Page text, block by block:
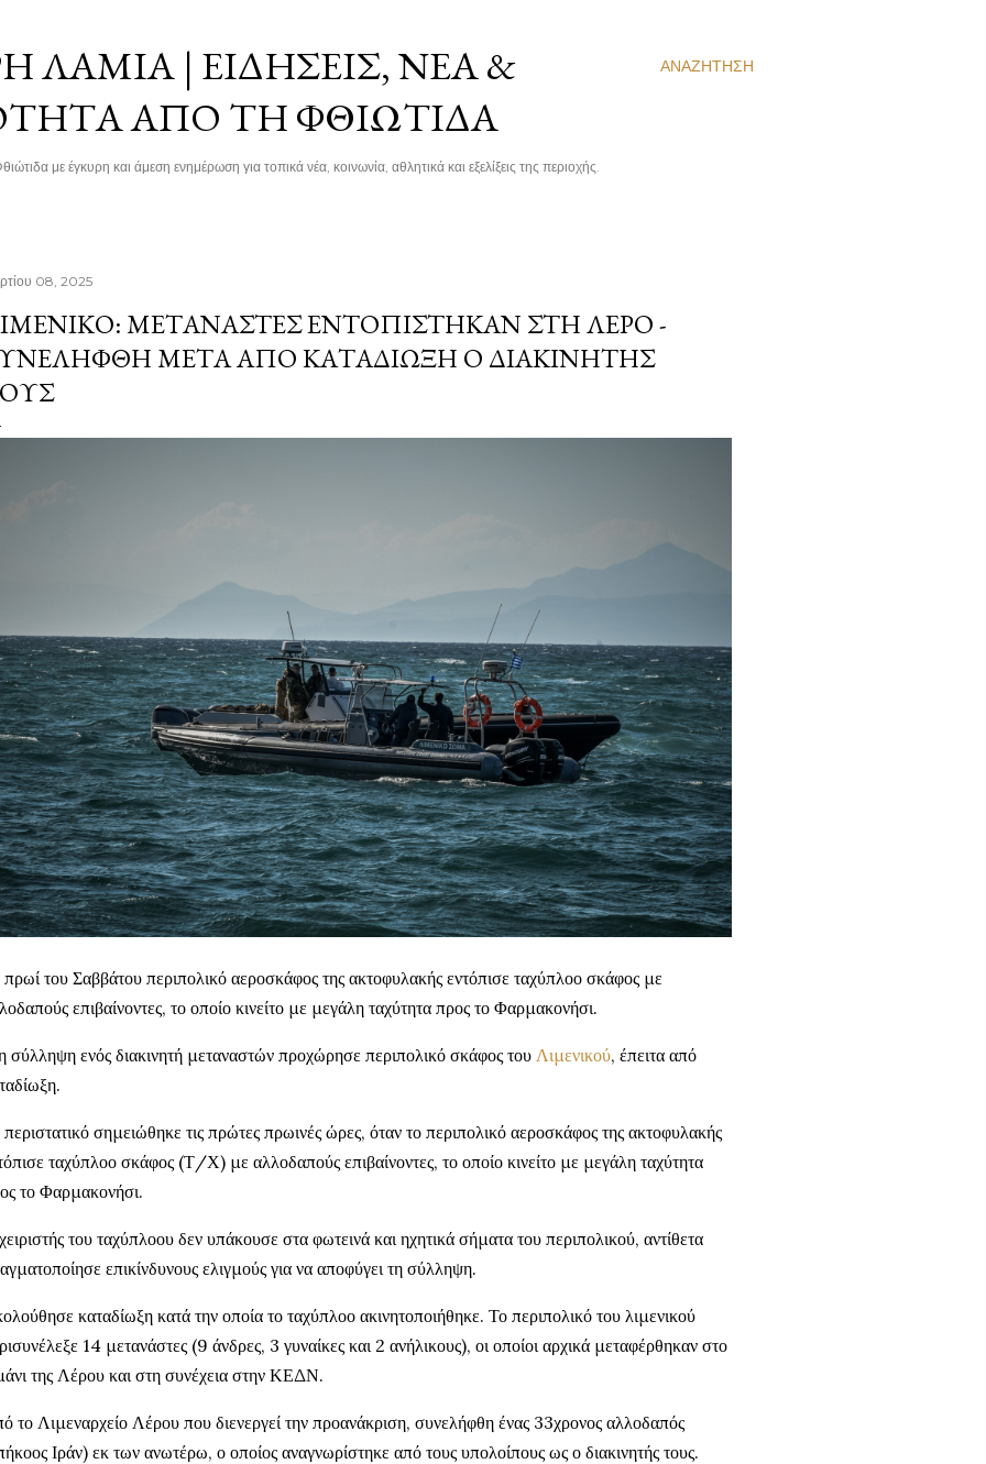
ΑΝΑΖΉΤΗΣΗ
ΛΑΜΊΑ | ΕΙΔΉΣΕΙΣ, ΝΈΑ &
ΑΠΌ ΤΗ ΦΘΙΏΤΙΔΑ
με έγκυρη και άμεση ενημέρωση για τοπικά νέα, κοινωνία, αθλητικά και εξελίξεις της περιοχής.
08, 2025
ΜΕΤΑΝΆΣΤΕΣ ΕΝΤΟΠΊΣΤΗΚΑΝ ΣΤΗ ΛΈΡΟ -
ΜΕΤΆ ΑΠΟ ΚΑΤΑΔΊΩΞΗ Ο ΔΙΑΚΙΝΗΤΉΣ
του Σαββάτου περιπολικό αεροσκάφος της ακτοφυλακής εντόπισε ταχύπλοο σκάφος με
επιβαίνοντες, το οποίο κινείτο με μεγάλη ταχύτητα προς το Φαρμακονήσι.
σύλληψη ενός διακινητή μεταναστών προχώρησε περιπολικό σκάφος του Λιμενικού, έπειτα από
σημειώθηκε τις πρώτες πρωινές ώρες, όταν το περιπολικό αεροσκάφος της ακτοφυλακής
ταχύπλοο σκάφος (Τ/Χ) με αλλοδαπούς επιβαίνοντες, το οποίο κινείτο με μεγάλη ταχύτητα
το Φαρμακονήσι.
του ταχύπλοου δεν υπάκουσε στα φωτεινά και ηχητικά σήματα του περιπολικού, αντίθετα
επικίνδυνους ελιγμούς για να αποφύγει τη σύλληψη.
καταδίωξη κατά την οποία το ταχύπλοο ακινητοποιήθηκε. Το περιπολικό του λιμενικού
14 μετανάστες (9 άνδρες, 3 γυναίκες και 2 ανήλικους), οι οποίοι αρχικά μεταφέρθηκαν στο
της Λέρου και στη συνέχεια στην ΚΕΔΝ.
το Λιμεναρχείο Λέρου που διενεργεί την προανάκριση, συνελήφθη ένας 33χρονος αλλοδαπός
Ιράν) εκ των ανωτέρω, ο οποίος αναγνωρίστηκε από τους υπολοίπους ως ο διακινητής τους.